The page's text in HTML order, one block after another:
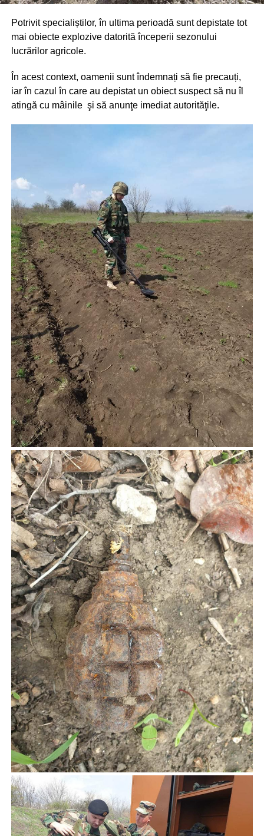
Potrivit specialiștilor, în ultima perioadă sunt depistate tot
mai obiecte explozive datorită începerii sezonului
lucrărilor agricole.
În acest context, oamenii sunt îndemnați să fie precauți,
iar în cazul în care au depistat un obiect suspect să nu îl
atingă cu mâinile şi să anunţe imediat autorităţile.